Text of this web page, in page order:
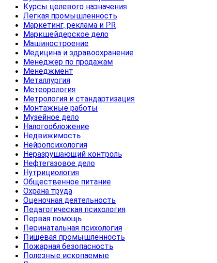
Курсы целевого назначения
Легкая промышленность
Маркетинг, реклама и PR
Маркшейдерское дело
Машиностроение
Медицина и здравоохранение
Менеджер по продажам
Менеджмент
Металлургия
Метеорология
Метрология и стандартизация
Монтажные работы
Музейное дело
Налогообложение
Недвижимость
Нейропсихология
Неразрушающий контроль
Нефтегазовое дело
Нутрициология
Общественное питание
Охрана труда
Оценочная деятельность
Педагогическая психология
Первая помощь
Перинатальная психология
Пищевая промышленность
Пожарная безопасность
Полезные ископаемые